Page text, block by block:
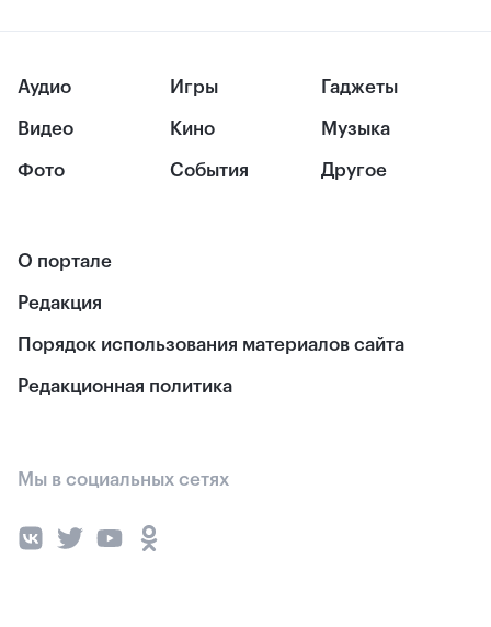
Аудио
Видео
Фото
Игры
Кино
События
Гаджеты
Музыка
Другое
О портале
Редакция
Порядок использования материалов сайта
Редакционная политика
Мы в социальных сетях